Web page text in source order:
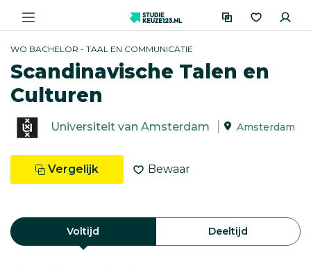
WO BACHELOR - TAAL EN COMMUNICATIE
Scandinavische Talen en
Culturen
Universiteit van Amsterdam Amsterdam
Vergelijk Bewaar
Voltijd Deeltijd